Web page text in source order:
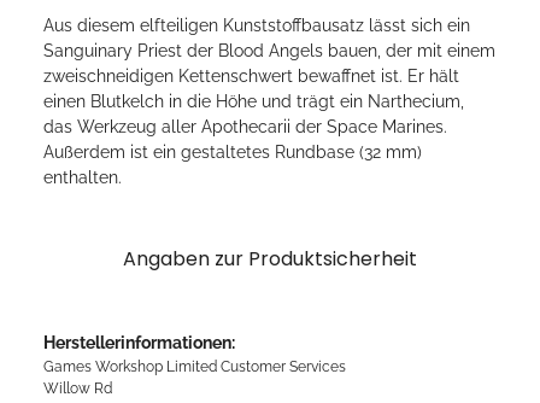
Aus diesem elfteiligen Kunststoffbausatz lässt sich ein
Sanguinary Priest der Blood Angels bauen, der mit einem
zweischneidigen Kettenschwert bewaffnet ist. Er hält
einen Blutkelch in die Höhe und trägt ein Narthecium,
das Werkzeug aller Apothecarii der Space Marines.
Außerdem ist ein gestaltetes Rundbase (32 mm)
enthalten.
Angaben zur Produktsicherheit
Herstellerinformationen:
Games Workshop Limited Customer Services
Willow Rd